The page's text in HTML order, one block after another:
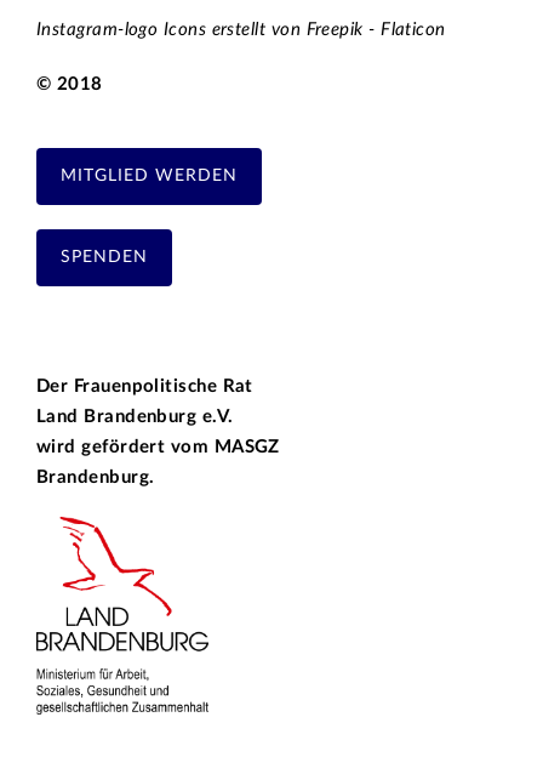
Instagram-logo Icons erstellt von Freepik - Flaticon
© 2018
MITGLIED WERDEN
SPENDEN
Der Frauenpolitische Rat
Land Brandenburg e.V.
wird gefördert vom MASGZ
Brandenburg.